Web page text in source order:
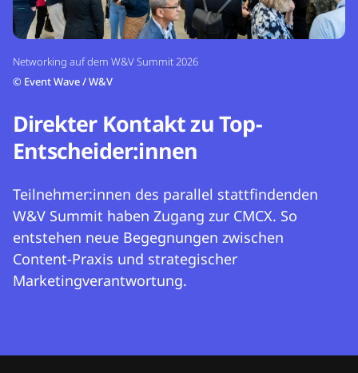
Networking auf dem W&V Summit 2026
© Event Wave / W&V
Direkter Kontakt zu Top-
Entscheider:innen
Teilnehmer:innen des parallel stattfindenden
W&V Summit haben Zugang zur CMCX. So
entstehen neue Begegnungen zwischen
Content-Praxis und strategischer
Marketingverantwortung.